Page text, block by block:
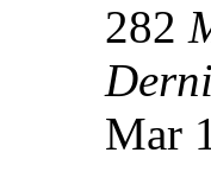
282
Mar